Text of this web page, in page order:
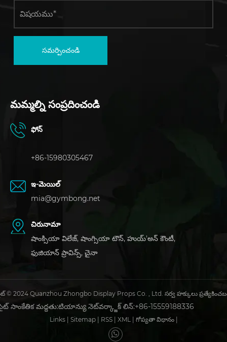
సమర్పించండి
మమ్మల్ని సంప్రదించండి
ఫోన్
+86-15980305467
ఇ-మెయిల్
mia@gymbong.net
చిరునామా
షాంక్సియా విలేజ్, షాంగ్సియా టౌన్, హుయ్'అన్ కౌంటీ,
ఫుజియాన్ ప్రావిన్స్, చైనా
© 2024 Quanzhou Zhongbo Display Props Co. , Ltd. సర్వ హక్కులు
సాంకేతిక మద్దతు:టియాన్యు నెట్‌వర్క్ జాక్ లిన్:+86-15559188336
Links Sitemap RSS XML గోప్యతా విధానం